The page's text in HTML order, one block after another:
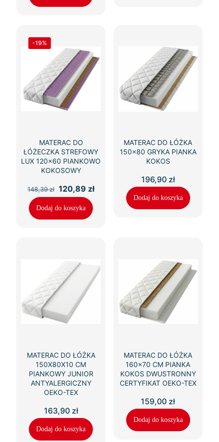
-19%
MATERAC DO
ŁÓŻECZKA STREFOWY
LUX 120×60 PIANKOWO
KOKOSOWY
148,39zł Pierwotna
cena
wynosiła:
148,39 zł.
120,89 złAktualna
Dodaj do koszyka
MATERAC DO ŁÓŻKA
150×80 GRYKA PIANKA
KOKOS
196,90 zł
Dodaj do koszyka
MATERAC DO ŁÓŻKA
150X80X10 CM
PIANKOWY JUNIOR
ANTYALERGICZNY
OEKO-TEX
163,90 zł
Dodaj do koszyka
MATERAC DO ŁÓŻKA
160×70 CM PIANKA
KOKOS DWUSTRONNY
CERTYFIKAT OEKO-TEX
159,00 zł
Dodaj do koszyka